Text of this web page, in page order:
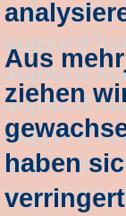
Aus
ziehen
haben